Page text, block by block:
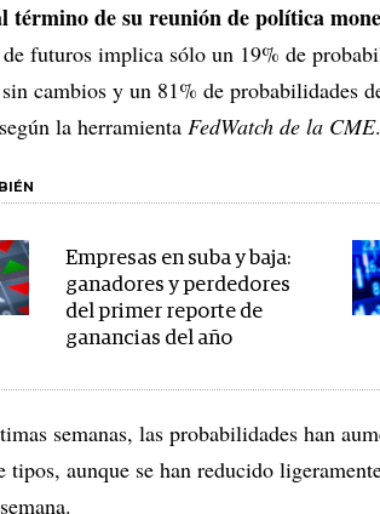
término de su reunión de política
futuros implica sólo un 19% de
cambios y un 81% de probabilidades
la herramienta FedWatch de la CME.
Empresas en suba y baja:
ganadores y perdedores
del primer reporte de
ganancias del año
semanas, las probabilidades han
tipos, aunque se han reducido